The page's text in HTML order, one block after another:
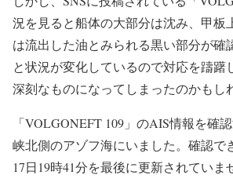
況を見ると船体の大部分は沈み、甲板
は流出した油とみられる黒い部分が確
と状況が変化しているので対応を躊躇
深刻なものになってしまったのかもし
「VOLGONEFT 109」のAIS情報を確
峡北側のアゾフ海にいました。確認で
17日19時41分を最後に更新されていま